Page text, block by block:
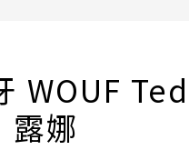
WOUF
露娜